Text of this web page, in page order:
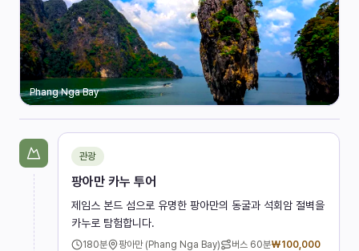
Phang Nga Bay
관광
팡아만 카누 투어
제임스 본드 섬으로 유명한 팡아만의 동굴과 석회암 절벽을
카누로 탐험합니다.
180분 팡아만 (Phang Nga Bay) 버스 60분₩100,000